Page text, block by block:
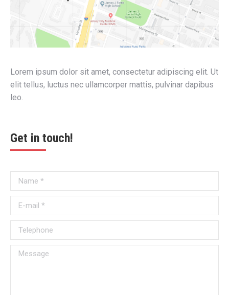
Lorem ipsum dolor sit amet, consectetur adipiscing elit. Ut
elit tellus, luctus nec ullamcorper mattis, pulvinar dapibus
leo.
Get in touch!
Name *
E-mail *
Telephone
Message